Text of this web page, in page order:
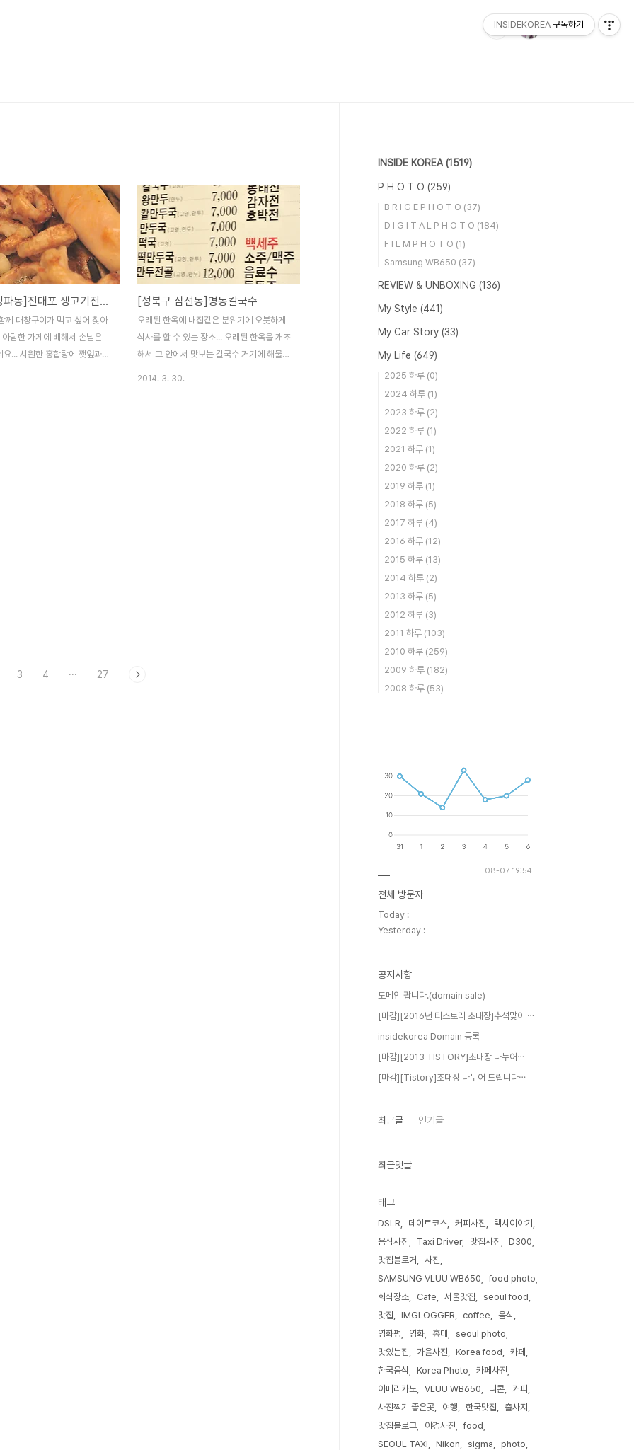
[용산구 청파동]진대포 생고기전문점
께 대창구이가 먹고 싶어 찾아
아담한 가게에 배해서 손님은
요... 시원한 홍합탕에 깻잎과
[성북구 삼선동]명동칼국수
오래된 한옥에 내집같은 분위기에 오붓하게
식사를 할 수 있는 장소... 오래된 한옥을 개조
해서 그 안에서 맛보는 칼국수 거기에 해물파
2014. 3. 30.
3 4 ··· 27
INSIDE KOREA (1519)
P H O T O (259)
B R I G E P H O T O (37)
D I G I T A L P H O T O (184)
F I L M P H O T O (1)
Samsung WB650 (37)
REVIEW & UNBOXING (136)
My Style (441)
My Car Story (33)
My Life (649)
2025 하루 (0)
2024 하루 (1)
2023 하루 (2)
2022 하루 (1)
2021 하루 (1)
2020 하루 (2)
2019 하루 (1)
2018 하루 (5)
2017 하루 (4)
2016 하루 (12)
2015 하루 (13)
2014 하루 (2)
2013 하루 (5)
2012 하루 (3)
2011 하루 (103)
2010 하루 (259)
2009 하루 (182)
2008 하루 (53)
08-07 19:54
전체 방문자
Today :
Yesterday :
공지사항
도메인 팝니다.(domain sale)
[마감][2016년 티스토리 초대장]추석맞이 ⋯
insidekorea Domain 등록
[마감][2013 TISTORY]초대장 나누어⋯
[마감][Tistory]초대장 나누어 드립니다⋯
최근글 인기글
최근댓글
태그
DSLR 데이트코스 커피사진
택시이야기
음식사진
Taxi Driver 맛집사진
D300
맛집블로거
사진
SAMSUNG VLUU WB650
food photo
회식장소
Cafe 서울맛집
seoul food
맛집
IMGLOGGER coffee
음식
영화평
영화 홍대
seoul photo
맛있는집
가을사진 Korea food
카페
한국음식
Korea Photo
카페사진
아메리카노
VLUU WB650 니콘
커피
사진찍기 좋은곳
여행 한국맛집
출사지
맛집블로그
야경사진
food
SEOUL TAXI
Nikon sigma
photo
INSIDEKOREA 구독하기